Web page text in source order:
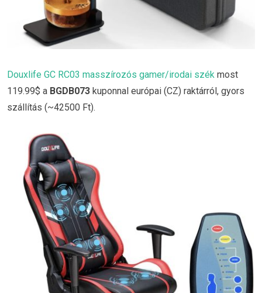
Douxlife GC RC03 masszírozós gamer/irodai szék most
119.99$ a BGDB073 kuponnal európai (CZ) raktárról, gyors
szállítás (~42500 Ft).